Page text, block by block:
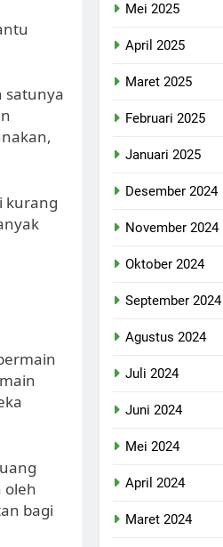
satunya
kurang
oleh
bagi
Mei 2025
April 2025
Maret 2025
Februari 2025
Januari 2025
Desember 2024
November 2024
Oktober 2024
September 2024
Agustus 2024
Juli 2024
Juni 2024
Mei 2024
April 2024
Maret 2024